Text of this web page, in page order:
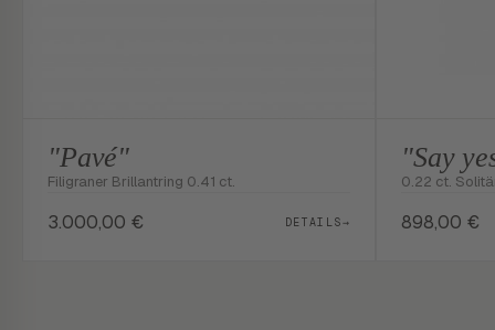
"Pavé"
Filigraner Brillantring 0.41 ct.
3.000,00 € DETAILS→
"Say
0.22 ct.
898,00 €